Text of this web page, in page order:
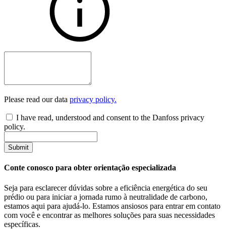
Please read our data privacy policy.
I have read, understood and consent to the Danfoss privacy
policy.
Submit
Conte conosco para obter orientação especializada
Seja para esclarecer dúvidas sobre a eficiência energética do seu
prédio ou para iniciar a jornada rumo à neutralidade de carbono,
estamos aqui para ajudá-lo. Estamos ansiosos para entrar em contato
com você e encontrar as melhores soluções para suas necessidades
específicas.